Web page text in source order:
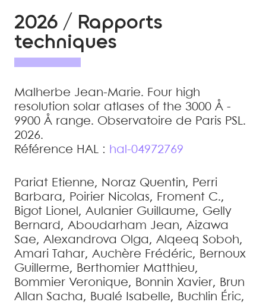
2026 / Rapports
techniques
Malherbe Jean-Marie. Four high
resolution solar atlases of the 3000 Å -
9900 Å range. Observatoire de Paris PSL.
2026.
Référence HAL : hal-04972769
Pariat Etienne, Noraz Quentin, Perri
Barbara, Poirier Nicolas, Froment C.,
Bigot Lionel , Aulanier Guillaume, Gelly
Bernard , Aboudarham Jean, Aizawa
Sae, Alexandrova Olga, Alqeeq Soboh,
Amari
Tahar, Auchère Frédéric, Bernoux
Guillerme, Berthomier Matthieu,
Bommier Veronique, Bonnin Xavier, Brun
Allan Sacha, Bualé Isabelle, Buchlin Éric,